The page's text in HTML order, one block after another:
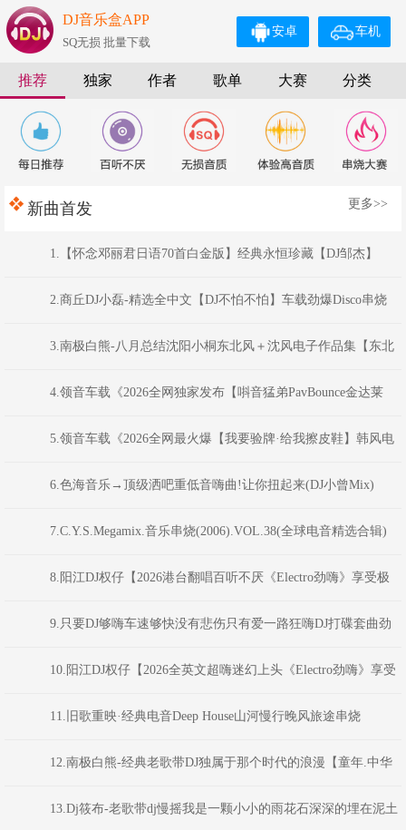
DJ音乐盒APP
SQ无损 批量下载
车机
安卓
推荐 独家 作者 歌单 大赛 分类
新曲首发 更多>>
1.【怀念邓丽君日语70首白金版】经典永恒珍藏【DJ邹杰】
2.商丘DJ小磊-精选全中文【DJ不怕不怕】车载劲爆Disco串烧
3.南极白熊-八月总结沈阳小桐东北风＋沈风电子作品集【东北
俊丫头.东北神曲.挖曲麻菜的玉芬.东北的爷们】
4.领音车载《2026全网独家发布【唞音猛弟PavBounce金达莱
花】最新反排TechHouse电音嗨曲》(Dj音少Mix)
5.领音车载《2026全网最火爆【我要验牌·给我擦皮鞋】韩风电
音派对Bounce弹跳重低音》(Dj红仔Mix)
6.色海音乐→顶级洒吧重低音嗨曲!让你扭起来(DJ小曾Mix)
7.C.Y.S.Megamix.音乐串烧(2006).VOL.38(全球电音精选合辑)
8.阳江DJ权仔【2026港台翻唱百听不厌《Electro劲嗨》享受极
限魅力车载大碟】
9.只要DJ够嗨车速够快没有悲伤只有爱一路狂嗨DJ打碟套曲劲
爆车载CD1749(横州DJ98Mix)
10.阳江DJ权仔【2026全英文超嗨迷幻上头《Electro劲嗨》享受
极限魅力车载大碟】
11.旧歌重映·经典电音Deep House山河慢行晚风旅途串烧
12.南极白熊-经典老歌带DJ独属于那个时代的浪漫【童年.中华
民谣.曼莉.九妹.天涯.少年壮志不言愁】
13.Dj筱布-老歌带dj慢摇我是一颗小小的雨花石深深的埋在泥土